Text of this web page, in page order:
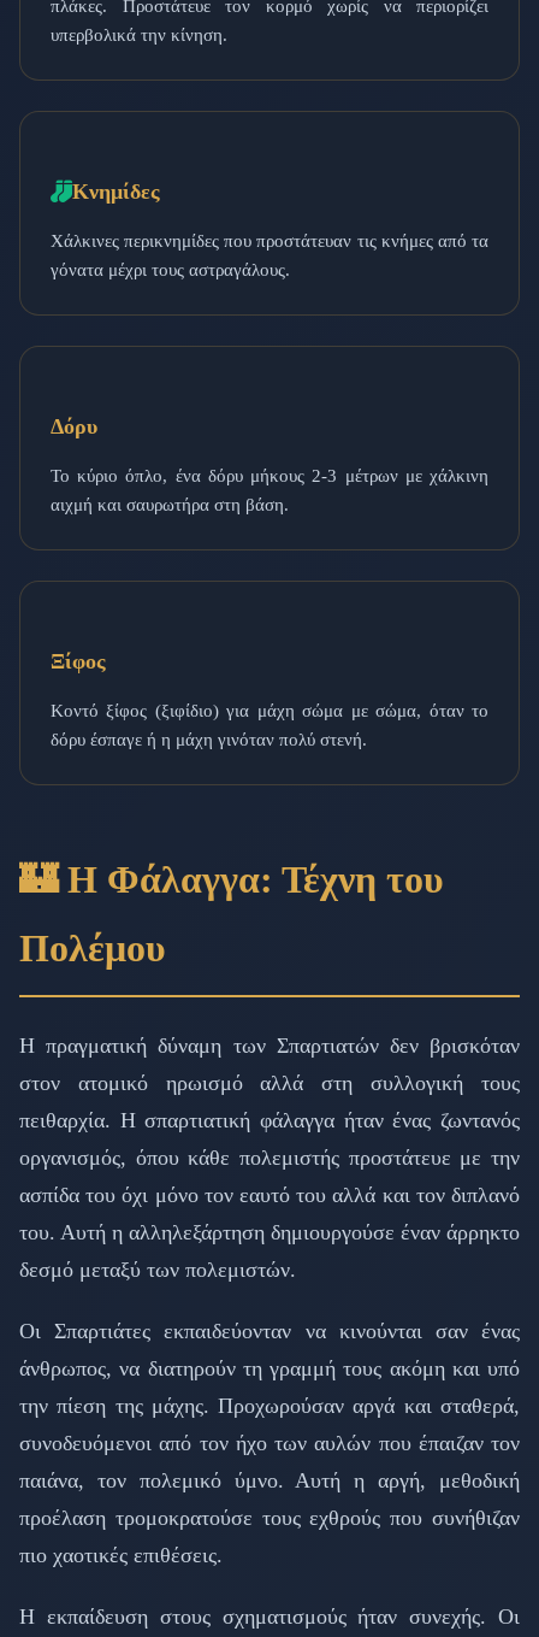
πλάκες. Προστάτευε τον κορμό χωρίς να περιορίζει
υπερβολικά την κίνηση.
Κνημίδες
Χάλκινες περικνημίδες που προστάτευαν τις κνήμες από τα
γόνατα μέχρι τους αστραγάλους.
Δόρυ
Το κύριο όπλο, ένα δόρυ μήκους 2-3 μέτρων με χάλκινη
αιχμή και σαυρωτήρα στη βάση.
Ξίφος
Κοντό ξίφος (ξιφίδιο) για μάχη σώμα με σώμα, όταν το
δόρυ έσπαγε ή η μάχη γινόταν πολύ στενή.
🏰 Η Φάλαγγα: Τέχνη του
Πολέμου
Η πραγματική δύναμη των Σπαρτιατών δεν βρισκόταν
στον ατομικό ηρωισμό αλλά στη συλλογική τους
πειθαρχία. Η σπαρτιατική φάλαγγα ήταν ένας ζωντανός
οργανισμός, όπου κάθε πολεμιστής προστάτευε με την
ασπίδα του όχι μόνο τον εαυτό του αλλά και τον διπλανό
του. Αυτή η αλληλεξάρτηση δημιουργούσε έναν άρρηκτο
δεσμό μεταξύ των πολεμιστών.
Οι Σπαρτιάτες εκπαιδεύονταν να κινούνται σαν ένας
άνθρωπος, να διατηρούν τη γραμμή τους ακόμη και υπό
την πίεση της μάχης. Προχωρούσαν αργά και σταθερά,
συνοδευόμενοι από τον ήχο των αυλών που έπαιζαν τον
παιάνα, τον πολεμικό ύμνο. Αυτή η αργή, μεθοδική
προέλαση τρομοκρατούσε τους εχθρούς που συνήθιζαν
πιο χαοτικές επιθέσεις.
Η εκπαίδευση στους σχηματισμούς ήταν συνεχής. Οι